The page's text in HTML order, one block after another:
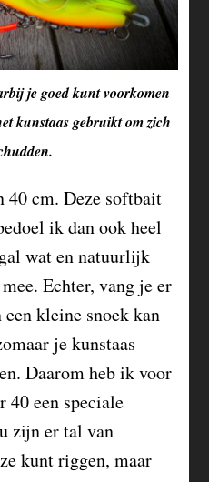
je goed kunt voorkomen
kunstaas gebruikt om zich
cm. Deze softbait
ik dan ook heel
wat en natuurlijk
Echter, vang je er
kleine snoek kan
je kunstaas
Daarom heb ik voor
40 een speciale
zijn er tal van
kunt riggen, maar